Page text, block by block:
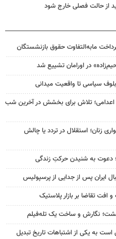
از حالت فصلی خارج شود
مابه‌التفاوت حقوق بازنشستگان
در اورامان تشییع شد
سیاسی تا واقعیت میدانی
اعدامی؛ تلاش برای بخشش در آخرین شب
زنان؛ استقلال در تردد یا چالش
دعوت به شنیدن حرکتِ زندگی
ایران پس از جدایی از پرسپولیس
افت تقاضا بر بازار پلاستیک
نگارش و ساخت یک تله‌فیلم
به یکی از اشتباهات تاریخ تبدیل